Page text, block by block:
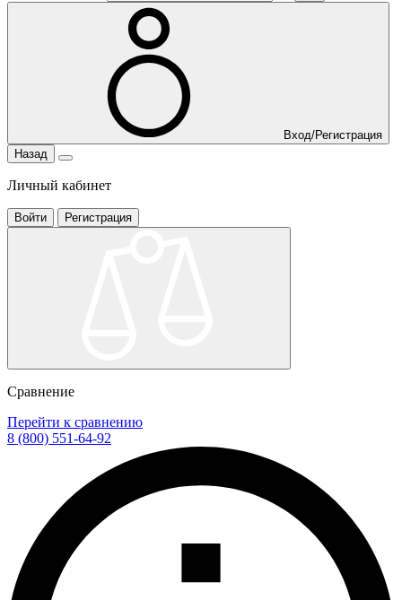
Вход/Регистрация
Назад
Личный кабинет
Войти Регистрация
Сравнение
Перейти к сравнению
8 (800) 551-64-92